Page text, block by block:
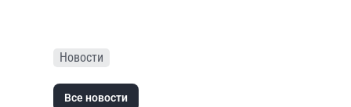
Новости
Все новости